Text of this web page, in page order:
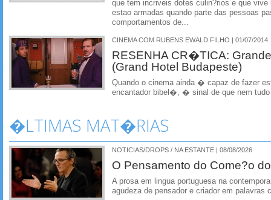
que tem incriveis dotes culin?rios e que
estao armadas quando parte das pessoas
comportamentos de...
CINEMA COM RUBENS EWALD FILHO | 01/07/2014
RESENHA CR�TICA:
(Grand Hotel Budapeste)
Quando o cinema ainda � capaz de fazer
encantador bibel�, � sinal de que nem tudo
�LTIMAS MAT�RIAS
NOTICIAS/DROPS / NA ESTANTE | 08/08/2026
O Pensamento do Come?o
A prosa em lingua portuguesa na
agudeza de pensador e criador em palavras